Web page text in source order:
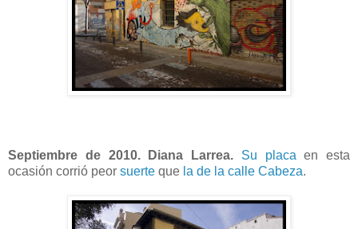
Septiembre de 2010. Diana Larrea. Su placa en esta
ocasión corrió peor suerte que la de la calle Cabeza.